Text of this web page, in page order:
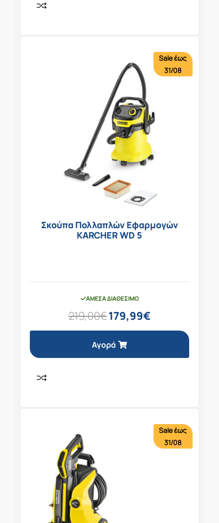
Sale έως
31/08
Σκούπα Πολλαπλών Εφαρμογών
KARCHER WD 5
ΆΜΕΣΑ ΔΙΑΘΈΣΙΜΟ
219,00€179,99€
Αγορά
Sale έως
31/08